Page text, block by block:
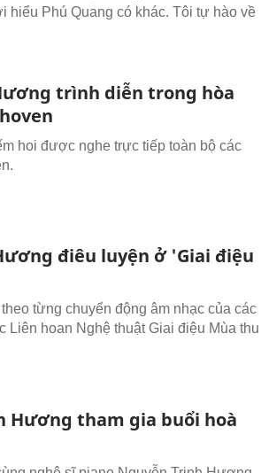
hiểu Phú Quang có khác. Tôi tự hào về
trình diễn trong hòa
hoi được nghe trực tiếp toàn bộ các
điêu luyện ở 'Giai điệu
từng chuyển động âm nhạc của các
Liên hoan Nghệ thuật Giai điệu Mùa thu
Hương tham gia buổi hoà